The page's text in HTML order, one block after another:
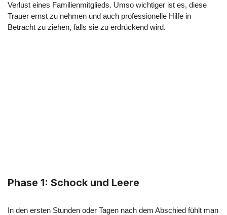
Verlust eines Familienmitglieds. Umso wichtiger ist es, diese
Trauer ernst zu nehmen und auch professionelle Hilfe in
Betracht zu ziehen, falls sie zu erdrückend wird.
Phase 1: Schock und Leere
In den ersten Stunden oder Tagen nach dem Abschied fühlt man